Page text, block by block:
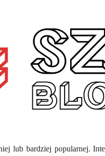
lub bardziej popularnej.